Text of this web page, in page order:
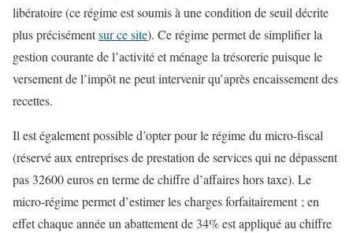
libératoire(ce régime est soumis à une condition de seuil décrite
plus précisémentsur ce site). Ce régime permet de simplifier la
gestion courante de l’activité et ménage la trésorerie puisque le
versement de l’impôt ne peut intervenir qu’après encaissement des
recettes.
Il est également possible d’opter pourle régime du micro-fiscal
(réservé aux entreprises de prestation de services qui ne dépassent
pas 32600 euros en terme de chiffre d’affaires hors taxe). Le
micro-régime permet d’estimer les charges forfaitairement ; en
effet chaque année un abattement de 34% est appliqué au chiffre